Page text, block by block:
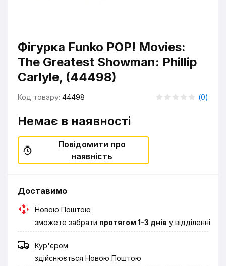
Фігурка Funko POP! Movies:
The Greatest Showman: Phillip
Carlyle, (44498)
Код товару: 44498 (0)
Немає в наявності
Повідомити про
наявність
Доставимо
Новою Поштою
зможете забрати протягом 1-3 днів у відділенні
Кур'єром
здійснюється Новою Поштою